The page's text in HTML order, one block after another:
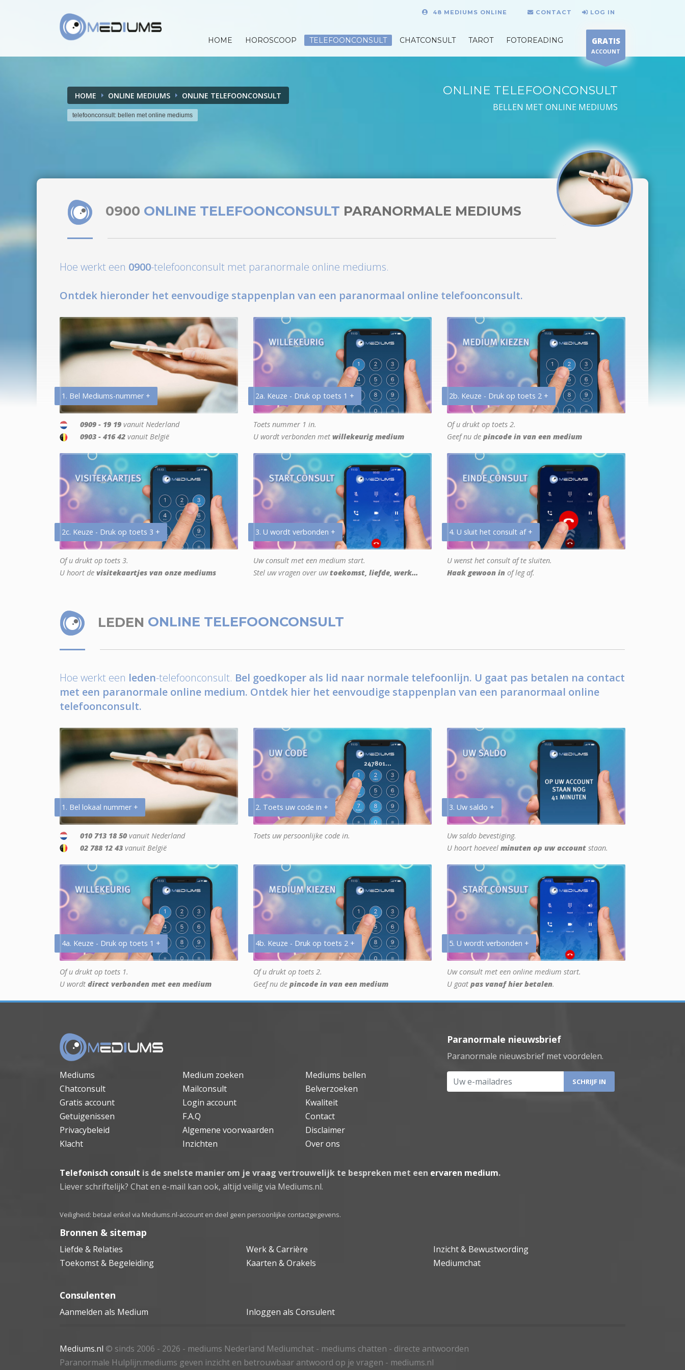
48 MEDIUMS ONLINE CONTACT LOG IN
HOME HOROSCOOP TELEFOONCONSULT CHATCONSULT TAROT FOTOREADING GRATIS
ACCOUNT
HOME ONLINE MEDIUMS ONLINE TELEFOONCONSULT
telefoonconsult: bellen met online mediums
ONLINE TELEFOONCONSULT
BELLEN MET ONLINE MEDIUMS
0900 ONLINE TELEFOONCONSULT PARANORMALE MEDIUMS
Hoe werkt een 0900-telefoonconsult met paranormale online mediums.
Ontdek hieronder het eenvoudige stappenplan van een paranormaal online telefoonconsult.
1. Bel Mediums-nummer +
0909 - 19 19 vanuit Nederland
0903 - 416 42 vanuit België
2a. Keuze - Druk op toets 1 +
Toets nummer 1 in.
U wordt verbonden met willekeurig medium
2b. Keuze - Druk op toets 2 +
Of u drukt op toets 2.
Geef nu de pincode in van een medium
2c. Keuze - Druk op toets 3 +
Of u drukt op toets 3.
U hoort de visitekaartjes van onze mediums
3. U wordt verbonden +
Uw consult met een medium start.
Stel uw vragen over uwtoekomst, liefde, werk...
4. U sluit het consult af +
U wenst het consult af te sluiten.
Haak gewoon in of leg af.
LEDEN ONLINE TELEFOONCONSULT
Hoe werkt een leden-telefoonconsult. Bel goedkoper als lid naar normale telefoonlijn. U gaat pas betalen na contact
met een paranormale online medium. Ontdek hier het eenvoudige stappenplan van een paranormaal online
telefoonconsult.
1. Bel lokaal nummer +
010 713 18 50 vanuit Nederland
02 788 12 43 vanuit België
2. Toets uw code in +
Toets uw persoonlijke code in.
3. Uw saldo +
Uw saldo bevestiging.
U hoort hoeveel minuten op uw account staan.
4a. Keuze - Druk op toets 1 +
Of u drukt op toets 1.
U wordt direct verbonden met een medium
4b. Keuze - Druk op toets 2 +
Of u drukt op toets 2.
Geef nu de pincode in van een medium
5. U wordt verbonden +
Uw consult met een online medium start.
U gaat pas vanaf hier betalen.
Mediums Medium zoeken
Mediums bellen
Chatconsult
Mailconsult
Belverzoeken
Gratis account
Login account
Kwaliteit
Getuigenissen
F.A.Q
Contact
Privacybeleid
Algemene voorwaarden
Disclaimer
Klacht
Inzichten Over ons
Paranormale nieuwsbrief
Paranormale nieuwsbrief met voordelen.
Uw e-mailadres
Telefonisch consult is de snelste manier om je vraag vertrouwelijk te bespreken met een ervaren medium.
Liever schriftelijk? Chat en e-mail kan ook, altijd veilig via Mediums.nl.
Veiligheid: betaal enkel via Mediums.nl-account en deel geen persoonlijke contactgegevens.
Bronnen & sitemap
Liefde & Relaties Werk & Carrière
Inzicht & Bewustwording
Toekomst & Begeleiding
Kaarten & Orakels Mediumchat
Consulenten
Aanmelden als Medium Inloggen als Consulent
Mediums.nl © sinds 2006 - 2026 - mediums Nederland Mediumchat - mediums chatten - directe antwoorden
Paranormale Hulplijn:mediums geven inzicht en betrouwbaar antwoord op je vragen - mediums.nl